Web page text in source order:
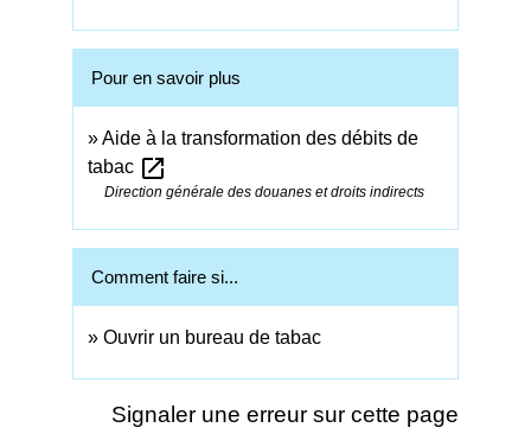
Pour en savoir plus
Aide à la transformation des débits de
tabac open_in_new
Direction générale des douanes et droits indirects
Comment faire si...
Ouvrir un bureau de tabac
Signaler une erreur sur cette page